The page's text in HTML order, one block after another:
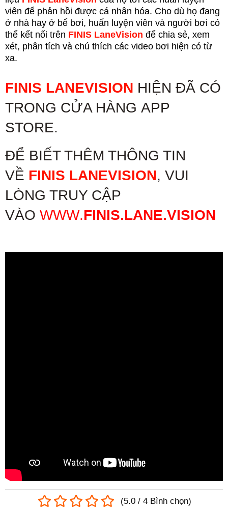
viên để phản hồi được cá nhân hóa. Cho dù họ đang
ở nhà hay ở bể bơi, huấn luyện viên và người bơi có
thể kết nối trên FINIS LaneVision để chia sẻ, xem
xét, phân tích và chú thích các video bơi hiện có từ
xa.
FINIS LANEVISION HIỆN ĐÃ CÓ
TRONG CỬA HÀNG APP
STORE.
ĐỂ BIẾT THÊM THÔNG TIN
VỀ FINIS LANEVISION, VUI
LÒNG TRUY CẬP
VÀO WWW.FINIS.LANE.VISION
(5.0 / 4 Bình chọn)